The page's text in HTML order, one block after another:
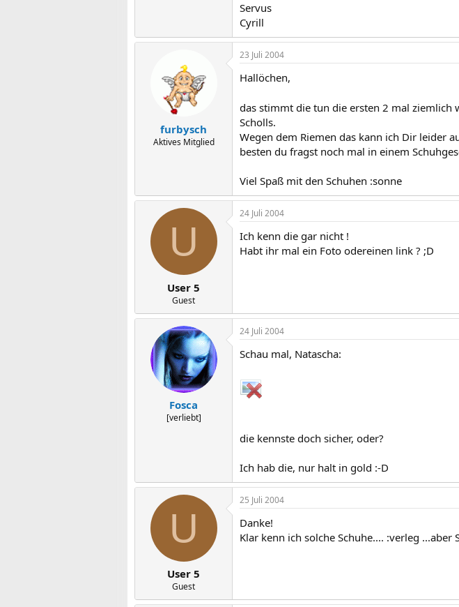
Servus
Cyrill
furbysch
Aktives Mitglied
23 Juli 2004
Hallöchen,
das stimmt die tun die ersten 2 mal ziemlich
Scholls.
Wegen dem Riemen das kann ich Dir leider
besten du fragst noch mal in einem
Viel Spaß mit den Schuhen :sonne
U
User 5
Guest
24 Juli 2004
Ich kenn die gar nicht !
Habt ihr mal ein Foto odereinen link ? ;D
Fosca
[verliebt]
24 Juli 2004
Schau mal, Natascha:
die kennste doch sicher, oder?
Ich hab die, nur halt in gold :-D
U
User 5
Guest
25 Juli 2004
Danke!
Klar kenn ich solche Schuhe.... :verleg